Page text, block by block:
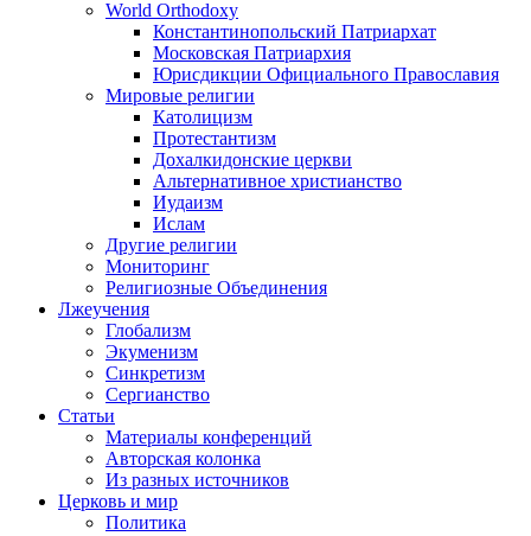
World Orthodoxy
Константинопольский Патриархат
Московская Патриархия
Юрисдикции Официального Православия
Мировые религии
Католицизм
Протестантизм
Дохалкидонские церкви
Альтернативное христианство
Иудаизм
Ислам
Другие религии
Мониторинг
Религиозные Объединения
Лжеучения
Глобализм
Экуменизм
Синкретизм
Сергианство
Статьи
Материалы конференций
Авторская колонка
Из разных источников
Церковь и мир
Политика